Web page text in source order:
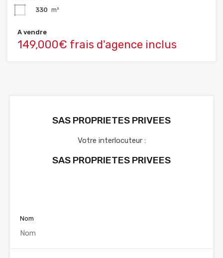
330 m²
A vendre
149,000€ frais d'agence inclus
SAS PROPRIETES PRIVEES
Votre interlocuteur :
SAS PROPRIETES PRIVEES
Nom